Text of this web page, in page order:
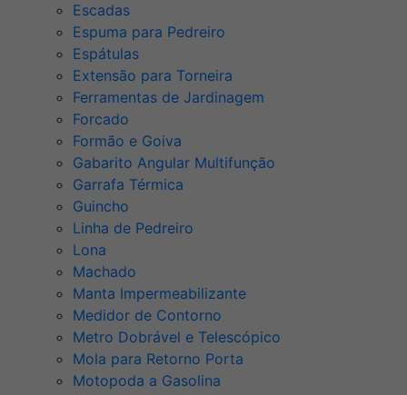
Escadas
Espuma para Pedreiro
Espátulas
Extensão para Torneira
Ferramentas de Jardinagem
Forcado
Formão e Goiva
Gabarito Angular Multifunção
Garrafa Térmica
Guincho
Linha de Pedreiro
Lona
Machado
Manta Impermeabilizante
Medidor de Contorno
Metro Dobrável e Telescópico
Mola para Retorno Porta
Motopoda a Gasolina